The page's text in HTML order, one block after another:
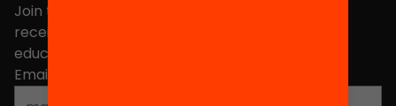
Join the more than 40,000 people who already
receive news about initiatives and projects for
educational change in Catalonia.
Email address